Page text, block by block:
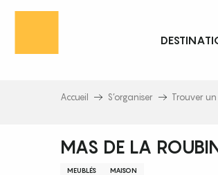
Aller
principal
Accueil S’organiser Trouver
MAS DE LA
MEUBLÉS MAISON